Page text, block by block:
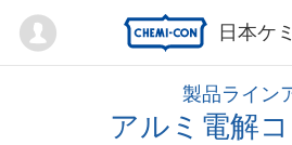
日本ケ
Mypage
製品ライン
アルミ電解